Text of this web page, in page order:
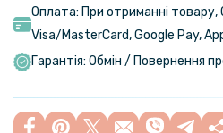
569 грн
669 грн
Razr+ 2024
Оплата: При отриманні товару,
Visa/MasterСard, Google Pay,
Гарантія: Обмін / Повернення